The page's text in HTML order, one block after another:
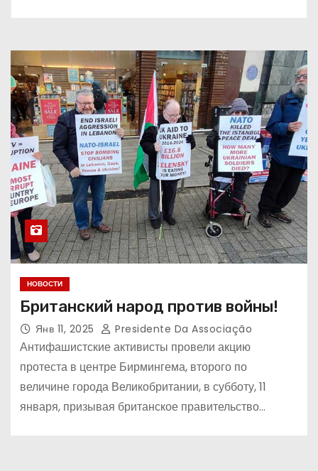
НОВОСТИ
Британский народ против войны!
Янв 11, 2025 Presidente Da Associação
Антифашистские активисты провели акцию
протеста в центре Бирмингема, второго по
величине города Великобритании, в субботу, 11
января, призывая британское правительство…